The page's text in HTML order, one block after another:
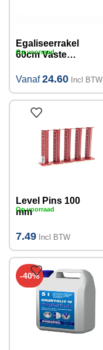
Egaliseerrakel
60cm Vaste
(verschillende
Vanaf24.60 Incl BTW
Op voorraad
Level Pins 100
mm
7.49 Incl BTW
Op voorraad
-40%